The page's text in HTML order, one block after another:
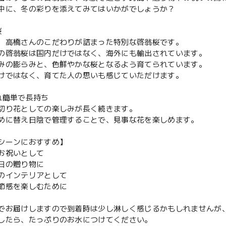
に、冬の彩りを添えてみてはいかがでしょうか？
高橋さんのこだわりが詰まった特別な啓翁桜です。
啓翁桜は国内だけではなく、海外にも輸出されています。
の膨らみと、色鮮やかな桜となるよう育てられています。
ではなく、育てた人の思いも感じていただけます。
単で長持ち
り花としての楽しみが長く続きます。
に替え日陰で管理することで、見事な花を楽しめます。
ーンにおすすめ】
祝いとして
の贈り物に
インテリアとして
感を楽しむために
お届けしますので到着時は少し淋しく感じるかもしれませんが
ら、たっぷりのお水につけてください。